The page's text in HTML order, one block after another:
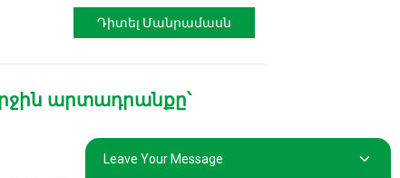
Դիտել Մանրամասն
արտադրանքը՝
Leave Your Message